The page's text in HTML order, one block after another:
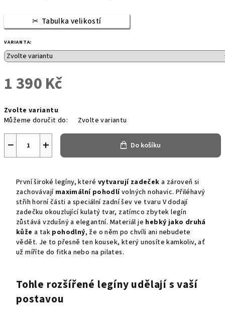
Tabulka velikostí
VARIANTA:
1 390 Kč
cena:
Zvolte variantu
Můžeme doručit do:
Zvolte variantu
+
− Do košíku
První široké legíny, které vytvarují zadeček a zároveň si
zachovávají maximální pohodlívolných nohavic. Přiléhavý
střih horní části a speciální zadní šev ve tvaru V dodají
zadečku okouzlující kulatý tvar, zatímco zbytek legín
zůstává vzdušný a elegantní. Materiál je hebký jako druhá
kůže a tak pohodlný, že o něm po chvíli ani nebudete
vědět. Je to přesně ten kousek, který unosíte kamkoliv, ať
už míříte do fitka nebo na pilates.
Tohle rozšířené legíny udělají s vaší
postavou